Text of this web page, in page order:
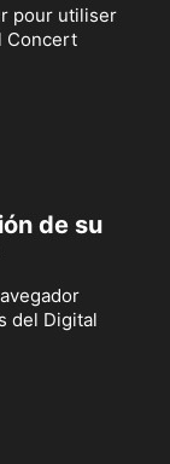
pour utiliser
Concert
de su
del Digital